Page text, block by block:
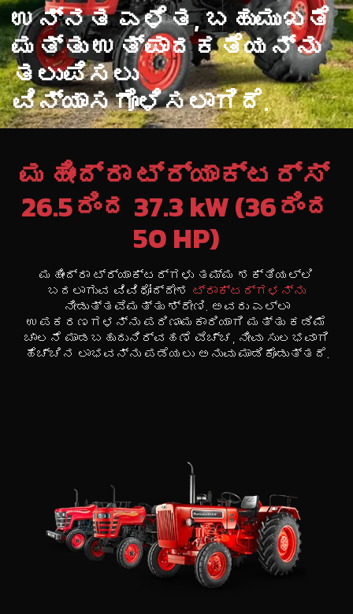
ಉನ್ನತ ಎಳೆತ, ಬಹುಮುಖತೆ
ಮತ್ತು ಉತ್ಪಾದಕತೆಯನ್ನು
ತಲುಪಿಸಲು
ವಿನ್ಯಾಸಗೊಳಿಸಲಾಗಿದೆ.
ಮಹೀಂದ್ರಾ ಟ್ರ್ಯಾಕ್ಟರ್ಸ್
26.5ರಿಂದ 37.3 kW (36ರಿಂದ
50 HP)
ಮಹೀಂದ್ರಾ ಟ್ರ್ಯಾಕ್ಟರ್ಗಳು ತಮ್ಮ ಶಕ್ತಿಯಲ್ಲಿ
ಬದಲಾಗುವ ವಿವಿಧೋದ್ದೇಶ ಟ್ರಾಕ್ಟರ್ಗಳನ್ನು
ನೀಡುತ್ತವೆಮತ್ತು ಶ್ರೇಣಿ. ಅವರು ಎಲ್ಲಾ
ಉಪಕರಣಗಳನ್ನು ಪರಿಣಾಮಕಾರಿಯಾಗಿ ಮತ್ತು ಕಡಿಮೆ
ಚಾಲನೆ ಮಾಡಬಹುದುನಿರ್ವಹಣೆ ವೆಚ್ಚ, ನೀವು ಸುಲಭವಾಗಿ
ಹೆಚ್ಚಿನ ಲಾಭವನ್ನು ಪಡೆಯಲು ಅನುವು ಮಾಡಿಕೊಡುತ್ತದೆ.